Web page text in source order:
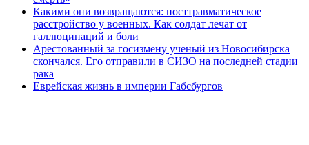
Какими они возвращаются: посттравматическое
расстройство у военных. Как солдат лечат от
галлюцинаций и боли
Арестованный за госизмену ученый из Новосибирска
скончался. Его отправили в СИЗО на последней стадии
рака
Еврейская жизнь в империи Габсбургов